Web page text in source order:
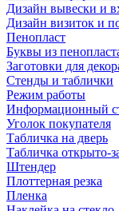
Дизайн вывески и
Дизайн визиток и
Пенопласт
Буквы из
Заготовки для
Стенды и таблички
Режим работы
Информационный
Уголок покупателя
Табличка на дверь
Табличка открыто-
Штендер
Плоттерная резка
Пленка